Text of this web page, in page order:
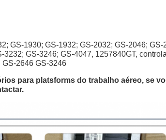
GS-1930; GS-1932; GS-2032; GS-2046;
3232; GS-3246; GS-4047, 1257840GT,
GS-2646 GS-3246
para platsforms do trabalho aéreo, se